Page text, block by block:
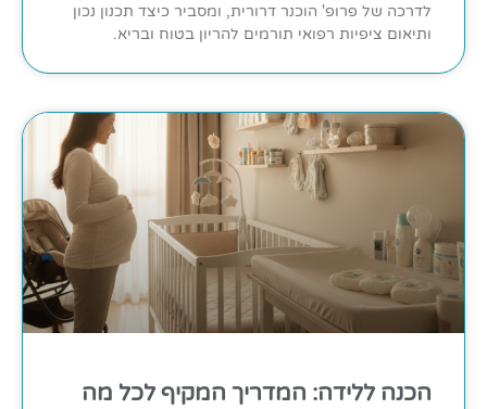
לדרכה של פרופ' הוכנר דרורית, ומסביר כיצד תכנון נכון
ותיאום ציפיות רפואי תורמים להריון בטוח ובריא.
הכנה ללידה: המדריך המקיף לכל מה